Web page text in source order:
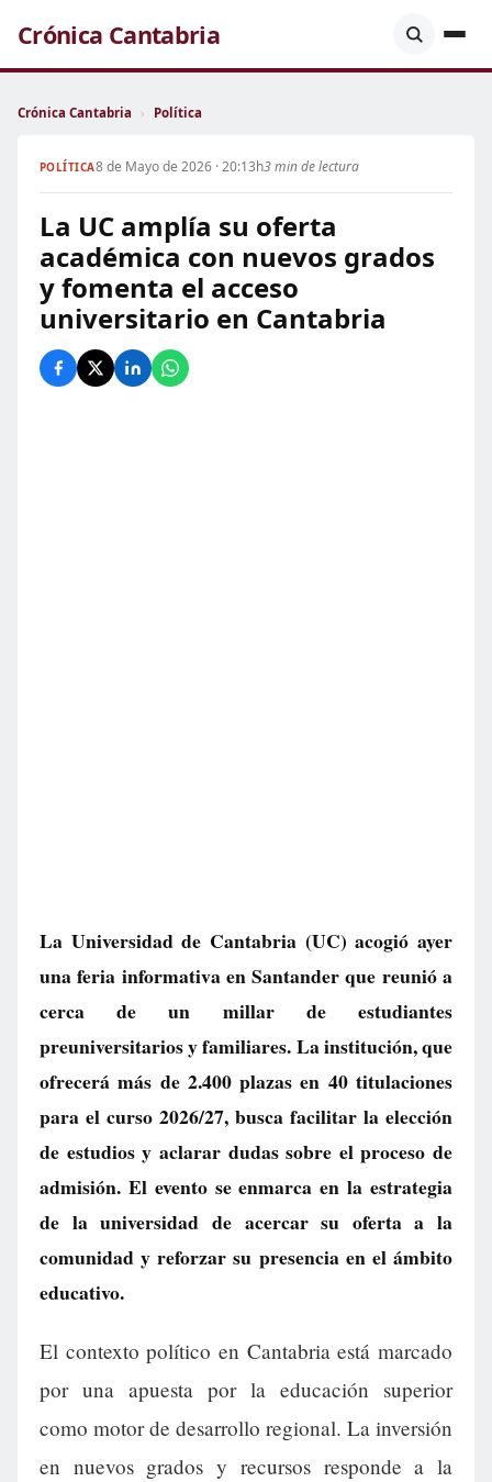
Crónica Cantabria
Crónica Cantabria › Política
POLÍTICA8 de Mayo de 2026 · 20:13h3 min de lectura
La UC amplía su oferta
académica con nuevos grados
y fomenta el acceso
universitario en Cantabria
La Universidad de Cantabria (UC) acogió ayer
una feria informativa en Santander que reunió a
cerca de un millar de estudiantes
preuniversitarios y familiares. La institución, que
ofrecerá más de 2.400 plazas en 40 titulaciones
para el curso 2026/27, busca facilitar la elección
de estudios y aclarar dudas sobre el proceso de
admisión. El evento se enmarca en la estrategia
de la universidad de acercar su oferta a la
comunidad y reforzar su presencia en el ámbito
educativo.
El contexto político en Cantabria está marcado
por una apuesta por la educación superior
como motor de desarrollo regional. La inversión
en nuevos grados y recursos responde a la